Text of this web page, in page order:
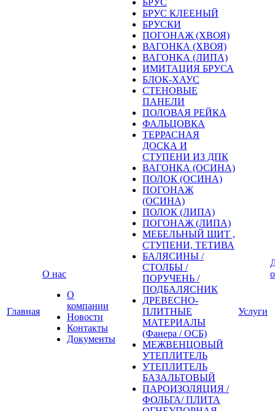
Главная
О нас
О
компании
Новости
Контакты
Документы
БРУС
БРУС КЛЕЕНЫЙ
БРУСКИ
ПОГОНАЖ (ХВОЯ)
ВАГОНКА (ХВОЯ)
ВАГОНКА (ЛИПА)
ИМИТАЦИЯ БРУСА
БЛОК-ХАУС
СТЕНОВЫЕ
ПАНЕЛИ
ПОЛОВАЯ РЕЙКА
ФАЛЬЦОВКА
ТЕРРАСНАЯ
ДОСКА И
СТУПЕНИ ИЗ ДПК
ВАГОНКА (ОСИНА)
ПОЛОК (ОСИНА)
ПОГОНАЖ
(ОСИНА)
ПОЛОК (ЛИПА)
ПОГОНАЖ (ЛИПА)
МЕБЕЛЬНЫЙ ЩИТ ,
СТУПЕНИ, ТЕТИВА
БАЛЯСИНЫ /
СТОЛБЫ /
ПОРУЧЕНЬ /
ПОДБАЛЯСНИК
ДРЕВЕСНО-
ПЛИТНЫЕ
МАТЕРИАЛЫ
(Фанера / ОСБ)
МЕЖВЕНЦОВЫЙ
УТЕПЛИТЕЛЬ
УТЕПЛИТЕЛЬ
БАЗАЛЬТОВЫЙ
ПАРОИЗОЛЯЦИЯ /
ФОЛЬГА/ ПЛИТА
Услуги